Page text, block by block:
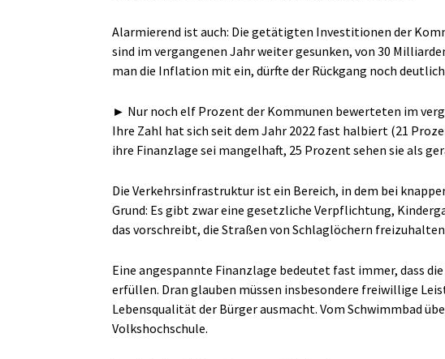
Alarmierend ist auch: Die getätigten Investitionen der
sind im vergangenen Jahr weiter gesunken, von 30
man die Inflation mit ein, dürfte der Rückgang noch
► Nur noch elf Prozent der Kommunen bewerteten im
Ihre Zahl hat sich seit dem Jahr 2022 fast halbiert (21
ihre Finanzlage sei mangelhaft, 25 Prozent sehen sie als
Die Verkehrsinfrastruktur ist ein Bereich, in dem bei
Grund: Es gibt zwar eine gesetzliche Verpflichtung,
das vorschreibt, die Straßen von Schlaglöchern
Eine angespannte Finanzlage bedeutet fast immer, dass
erfüllen. Dran glauben müssen insbesondere freiwillige
Lebensqualität der Bürger ausmacht. Vom Schwimmbad
Volkshochschule.